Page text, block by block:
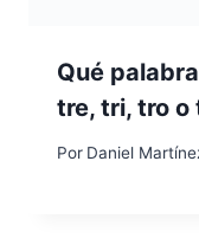
Qué
tre, tri, tro o
Por Daniel